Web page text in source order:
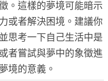
。這樣的夢境可能暗示
或者解決困境。建議你
思考一下自己生活中是
者嘗試與夢中的象徵進
境的意義。